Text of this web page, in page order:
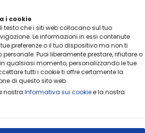
i cookie
testo che i siti web collocano sul tuo
Le informazioni in essi contenute
preferenze o il tuo dispositivo ma non ti
Puoi liberamente prestare, rifiutare o
qualsiasi momento, personalizzando le tue
tutti i cookie ti offre certamente la
di questo sito web.
nostra Informativa sui cookiee la nostra
CONTATTACI OFFERTA